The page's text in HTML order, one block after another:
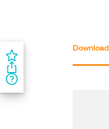
Download